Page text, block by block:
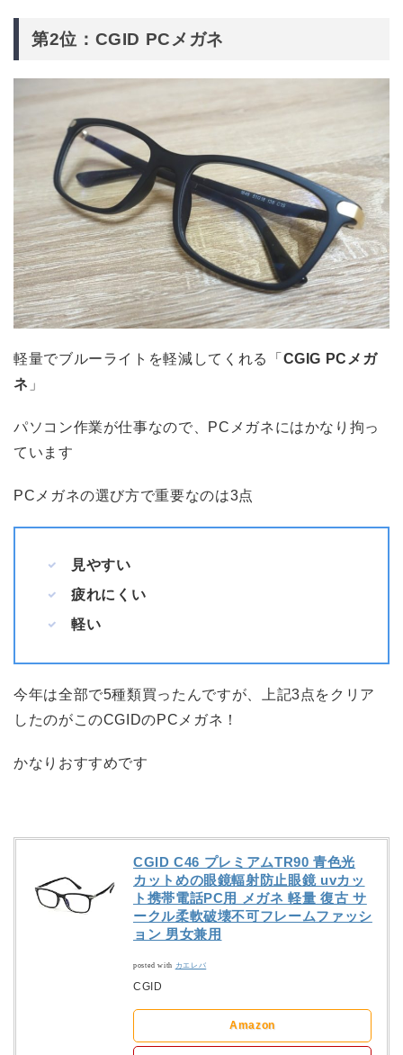
第2位：CGID PCメガネ
軽量でブルーライトを軽減してくれる「 CGIG PCメガ
ネ 」
パソコン作業が仕事なので、PCメガネにはかなり拘っ
ています
PCメガネの選び方で重要なのは3点
見やすい
疲れにくい
軽い
今年は全部で5種類買ったんですが、上記3点をクリア
したのがこのCGIDのPCメガネ！
かなりおすすめです
CGID C46 プレミアムTR90 青色光
カットめの眼鏡輻射防止眼鏡 uvカッ
ト携帯電話PC用 メガネ 軽量 復古 サ
ークル柔軟破壊不可フレームファッシ
ョン 男女兼用
posted with カエレバ
CGID
Amazon